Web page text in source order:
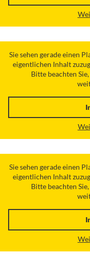
Sie sehen gerade einen
eigentlichen Inhalt
Bitte beachten
Sie sehen gerade einen
eigentlichen Inhalt
Bitte beachten